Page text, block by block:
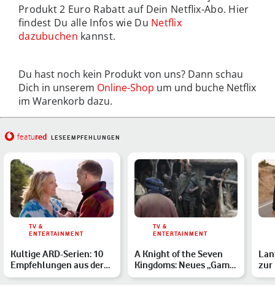
Produkt 2 Euro Rabatt auf Dein Netflix-Abo. Hier
findest Du alle Infos wie Du Netflix
dazubuchen kannst.
Du hast noch kein Produkt von uns? Dann schau
Dich in unserem Online-Shop um und buche Netflix
im Warenkorb dazu.
featured LESEEMPFEHLUNGEN
TV &
ENTERTAINMENT
Kultige ARD-Serien: 10
Empfehlungen aus der
Mediathek 2026
TV &
ENTERTAINMENT
A Knight of the Seven
Kingdoms: Neues „Game
of Thrones“-Spin-off …
zur